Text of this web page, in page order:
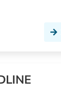
denkmalpflege (2)